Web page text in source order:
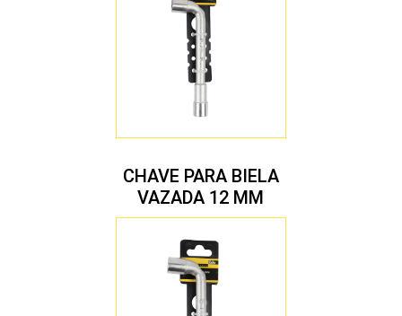
CHAVE PARA BIELA
VAZADA 12 MM